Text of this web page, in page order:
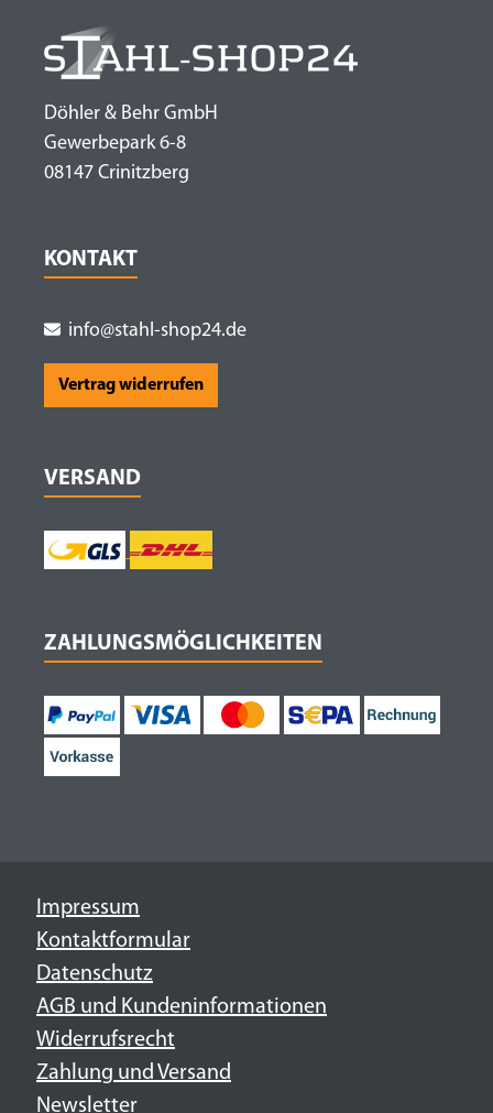
Döhler & Behr GmbH
Gewerbepark 6-8
08147 Crinitzberg
KONTAKT
info@stahl-shop24.de
Vertrag widerrufen
VERSAND
ZAHLUNGSMÖGLICHKEITEN
Impressum
Kontaktformular
Datenschutz
AGB und Kundeninformationen
Widerrufsrecht
Zahlung und Versand
Newsletter